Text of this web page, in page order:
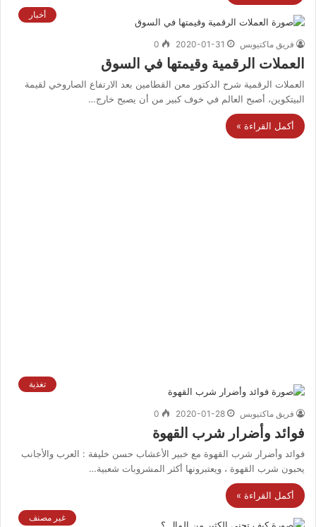
أخبار
فريق ماكتيوبس 2020-01-31
0
العملات الرقمية وقيمتها في السوق
العملات الرقمية شرح الدكتور معن القطامين بعد الارتفاع الصاروخي لقيمة
البيتكوين، أصبح العالم في خوف كبير من أن يصبح خارج…
أكمل القراءة »
تغذية
فريق ماكتيوبس 2020-01-28
0
فوائد وأضرار شرب القهوة
فوائد وأضرار شرب القهوة مع خبير الأعشاب حسن خليفة : العرب والأجانب
يحبون شرب القهوة ، ويعتبرونها أكثر المشروبات شعبية…
أكمل القراءة »
غير مصنف